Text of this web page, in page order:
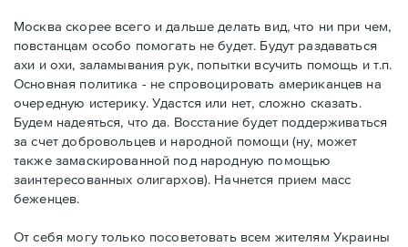
Москва скорее всего и дальше делать вид, что ни при чем,
повстанцам особо помогать не будет. Будут раздаваться
ахи и охи, заламывания рук, попытки всучить помощь и т.п.
Основная политика - не спровоцировать американцев на
очередную истерику. Удастся или нет, сложно сказать.
Будем надеяться, что да. Восстание будет поддерживаться
за счет добровольцев и народной помощи (ну, может
также замаскированной под народную помощью
заинтересованных олигархов). Начнется прием масс
беженцев.
От себя могу только посоветовать всем жителям Украины